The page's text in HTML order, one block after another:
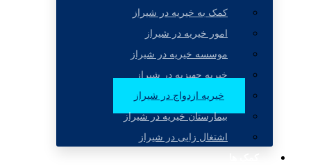
کمک به خیریه در شیراز
امور خیریه در شیراز
موسسه خیریه در شیراز
خیریه جهیزیه در شیراز
خیریه ازدواج در شیراز
بیمارستان خیریه در شیراز
اشتغال زایی در شیراز